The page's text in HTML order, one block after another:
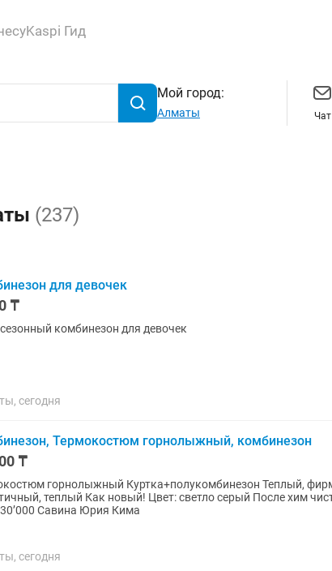
Kaspi Гид
Мой город:
Алматы Чат
(237)
для девочек
₸
комбинезон для девочек
сегодня
Термокостюм горнолыжный, комбинезон
₸
Куртка+полукомбинезон Теплый, фирменный 140см-146см
Как новый! Цвет: светло серый После хим чистки На фото все указано
Савина Юрия Кима
сегодня